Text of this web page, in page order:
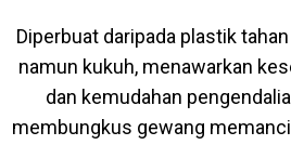
Diperbuat daripada plastik
namun kukuh, menawarkan
dan kemudahan
membungkus gewang